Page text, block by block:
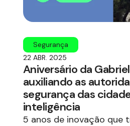
Segurança
22 ABR. 2025
Aniversário da
auxiliando as
segurança das
inteligência
5 anos de inovação que